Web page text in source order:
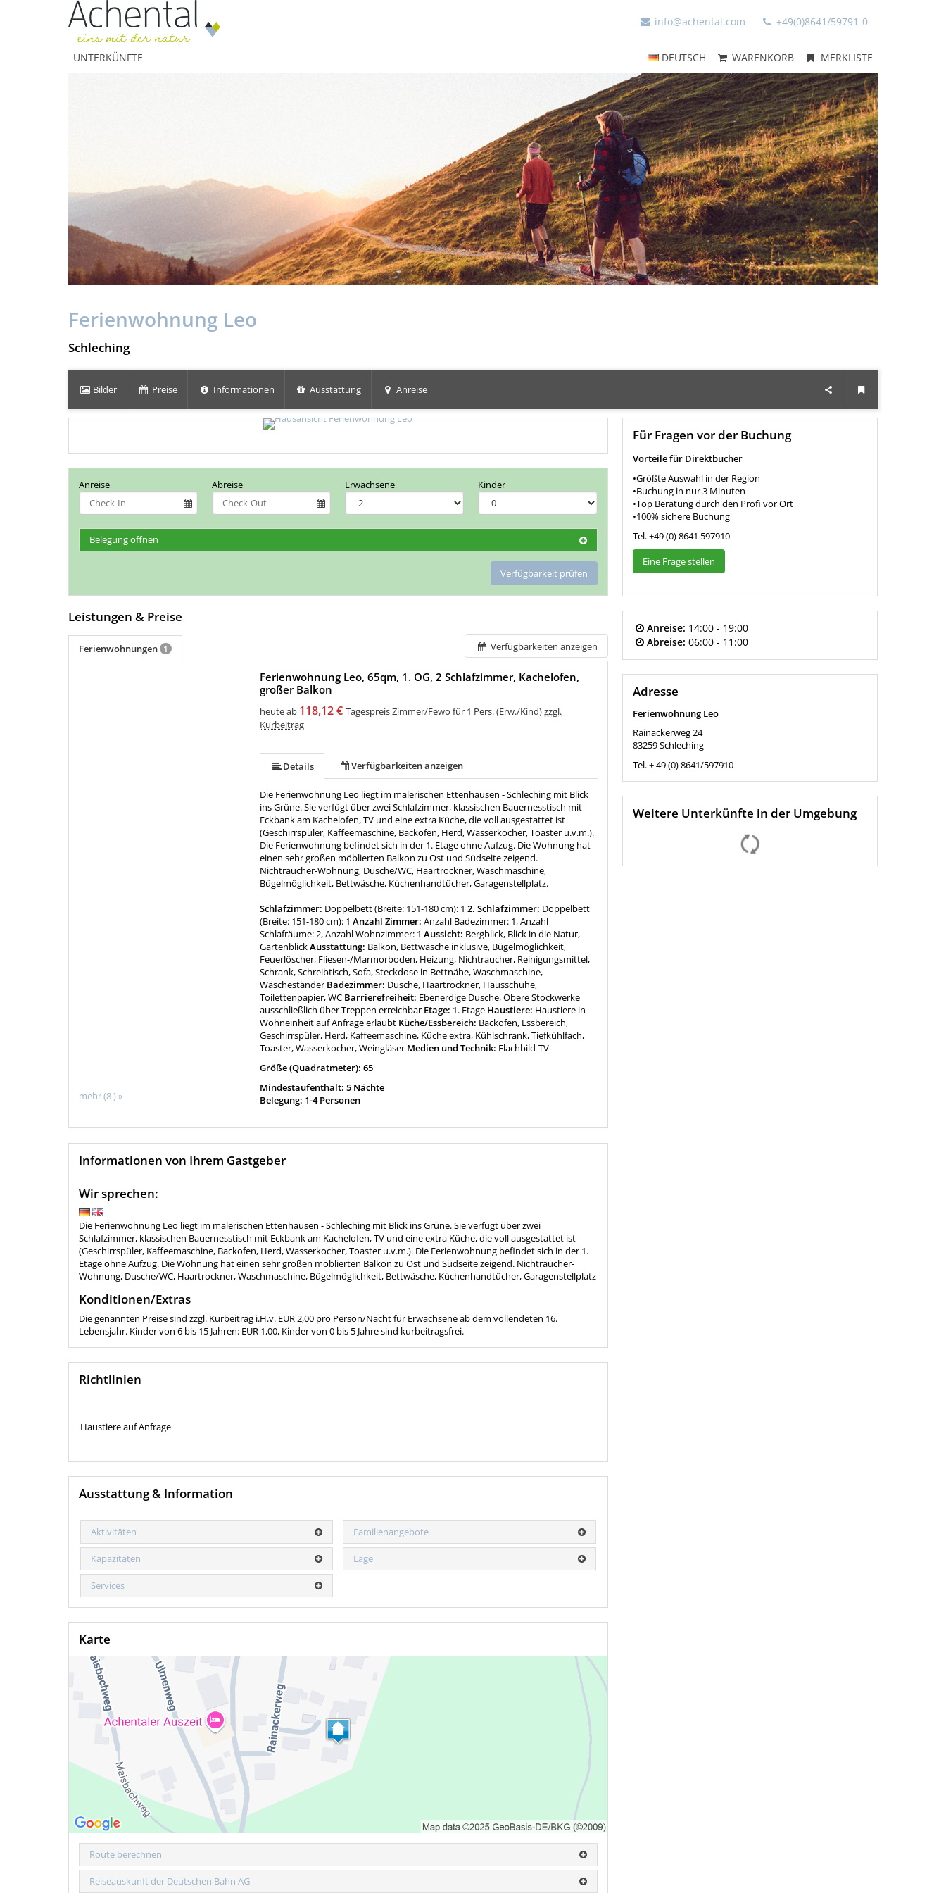
info@achental.com +49(0)8641/59791-0
DEUTSCH WARENKORB MERKLISTE
UNTERKÜNFTE
Ferienwohnung Leo
Schleching
Bilder Preise Informationen Ausstattung Anreise
Anreise Abreise Erwachsene Kinder
Belegung öffnen
Verfügbarkeit prüfen
Verfügbarkeiten anzeigen
Leistungen & Preise
Ferienwohnungen 1
mehr (8 ) »
Ferienwohnung Leo, 65qm, 1. OG, 2 Schlafzimmer, Kachelofen,
großer Balkon
heute ab 118,12 € Tagespreis Zimmer/Fewo für 1 Pers. (Erw./Kind)zzgl.
Kurbeitrag
Details Verfügbarkeiten anzeigen
Die Ferienwohnung Leo liegt im malerischen Ettenhausen - Schleching mit Blick
ins Grüne. Sie verfügt über zwei Schlafzimmer, klassischen Bauernesstisch mit
Eckbank am Kachelofen, TV und eine extra Küche, die voll ausgestattet ist
(Geschirrspüler, Kaffeemaschine, Backofen, Herd, Wasserkocher, Toaster u.v.m.).
Die Ferienwohnung befindet sich in der 1. Etage ohne Aufzug. Die Wohnung hat
einen sehr großen möblierten Balkon zu Ost und Südseite zeigend.
Nichtraucher-Wohnung, Dusche/WC, Haartrockner, Waschmaschine,
Bügelmöglichkeit, Bettwäsche, Küchenhandtücher, Garagenstellplatz.
Schlafzimmer: Doppelbett (Breite: 151-180 cm): 1 2. Schlafzimmer: Doppelbett
(Breite: 151-180 cm): 1 Anzahl Zimmer:Anzahl Badezimmer: 1, Anzahl
Schlafräume: 2, Anzahl Wohnzimmer: 1 Aussicht: Bergblick, Blick in die Natur,
GartenblickAusstattung: Balkon, Bettwäsche inklusive, Bügelmöglichkeit,
Feuerlöscher, Fliesen-/Marmorboden, Heizung, Nichtraucher, Reinigungsmittel,
Schrank, Schreibtisch, Sofa, Steckdose in Bettnähe, Waschmaschine,
Wäscheständer Badezimmer: Dusche, Haartrockner, Hausschuhe,
Toilettenpapier, WC Barrierefreiheit: Ebenerdige Dusche, Obere Stockwerke
ausschließlich über Treppen erreichbar Etage: 1. Etage Haustiere: Haustiere in
Wohneinheit auf Anfrage erlaubt Küche/Essbereich: Backofen, Essbereich,
Geschirrspüler, Herd, Kaffeemaschine, Küche extra, Kühlschrank, Tiefkühlfach,
Toaster, Wasserkocher, Weingläser Medien und Technik: Flachbild-TV
Größe (Quadratmeter): 65
Mindestaufenthalt: 5 Nächte
Belegung: 1-4 Personen
Informationen von Ihrem Gastgeber
Wir sprechen:
Die Ferienwohnung Leo liegt im malerischen Ettenhausen - Schleching mit Blick ins Grüne. Sie verfügt über zwei
Schlafzimmer, klassischen Bauernesstisch mit Eckbank am Kachelofen, TV und eine extra Küche, die voll ausgestattet ist
(Geschirrspüler, Kaffeemaschine, Backofen, Herd, Wasserkocher, Toaster u.v.m.). Die Ferienwohnung befindet sich in der 1.
Etage ohne Aufzug. Die Wohnung hat einen sehr großen möblierten Balkon zu Ost und Südseite zeigend. Nichtraucher-
Wohnung, Dusche/WC, Haartrockner, Waschmaschine, Bügelmöglichkeit, Bettwäsche, Küchenhandtücher, Garagenstellplatz
Konditionen/Extras
Die genannten Preise sind zzgl. Kurbeitrag i.H.v. EUR 2,00 pro Person/Nacht für Erwachsene ab dem vollendeten 16.
Lebensjahr. Kinder von 6 bis 15 Jahren: EUR 1,00, Kinder von 0 bis 5 Jahre sind kurbeitragsfrei.
Richtlinien
Haustiere auf Anfrage
Ausstattung & Information
Aktivitäten Familienangebote
Kapazitäten Lage
Services
Karte
Route berechnen
Reiseauskunft der Deutschen Bahn AG
Für Fragen vor der Buchung
Vorteile für Direktbucher
•Größte Auswahl in der Region
•Buchung in nur 3 Minuten
•Top Beratung durch den Profi vor Ort
•100% sichere Buchung
Tel. +49 (0) 8641 597910
Eine Frage stellen
Anreise: 14:00 - 19:00
Abreise: 06:00 - 11:00
Adresse
Ferienwohnung Leo
Rainackerweg 24
83259Schleching
Tel.+ 49 (0) 8641/597910
Weitere Unterkünfte in der Umgebung